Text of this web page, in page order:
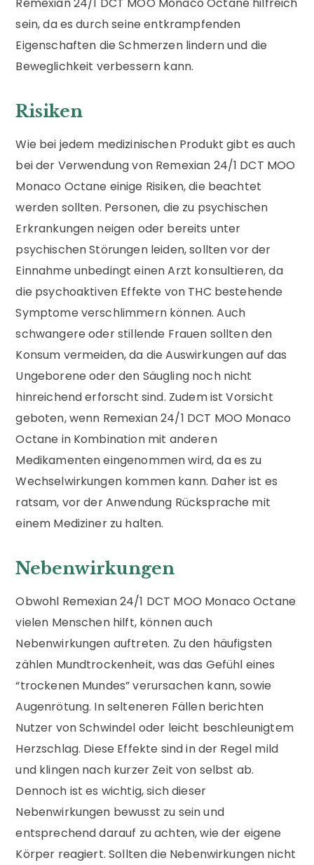
sein, da es durch seine entkrampfenden
Eigenschaften die Schmerzen lindern und die
Beweglichkeit verbessern kann.
Risiken
Wie bei jedem medizinischen Produkt gibt es auch
bei der Verwendung von Remexian 24/1 DCT MOO
Monaco Octane einige Risiken, die beachtet
werden sollten. Personen, die zu psychischen
Erkrankungen neigen oder bereits unter
psychischen Störungen leiden, sollten vor der
Einnahme unbedingt einen Arzt konsultieren, da
die psychoaktiven Effekte von THC bestehende
Symptome verschlimmern können. Auch
schwangere oder stillende Frauen sollten den
Konsum vermeiden, da die Auswirkungen auf das
Ungeborene oder den Säugling noch nicht
hinreichend erforscht sind. Zudem ist Vorsicht
geboten, wenn Remexian 24/1 DCT MOO Monaco
Octane in Kombination mit anderen
Medikamenten eingenommen wird, da es zu
Wechselwirkungen kommen kann. Daher ist es
ratsam, vor der Anwendung Rücksprache mit
einem Mediziner zu halten.
Nebenwirkungen
Obwohl Remexian 24/1 DCT MOO Monaco Octane
vielen Menschen hilft, können auch
Nebenwirkungen auftreten. Zu den häufigsten
zählen Mundtrockenheit, was das Gefühl eines
“trockenen Mundes” verursachen kann, sowie
Augenrötung. In selteneren Fällen berichten
Nutzer von Schwindel oder leicht beschleunigtem
Herzschlag. Diese Effekte sind in der Regel mild
und klingen nach kurzer Zeit von selbst ab.
Dennoch ist es wichtig, sich dieser
Nebenwirkungen bewusst zu sein und
entsprechend darauf zu achten, wie der eigene
Körper reagiert. Sollten die Nebenwirkungen nicht